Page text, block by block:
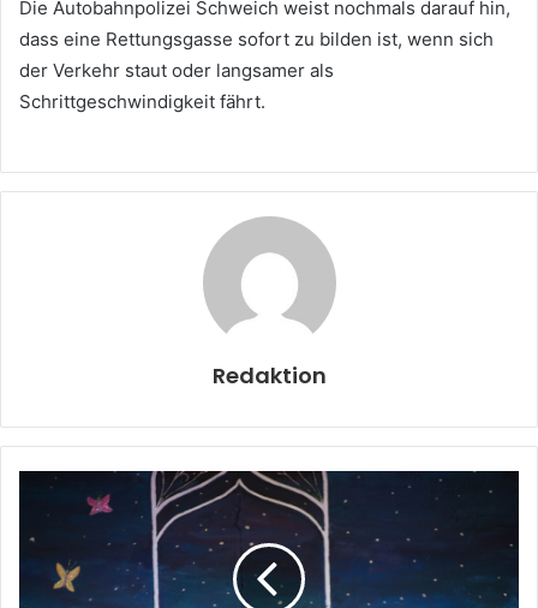
Die Autobahnpolizei Schweich weist nochmals darauf hin,
dass eine Rettungsgasse sofort zu bilden ist, wenn sich
der Verkehr staut oder langsamer als
Schrittgeschwindigkeit fährt.
Redaktion